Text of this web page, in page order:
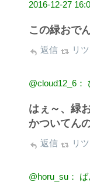
2016-12-27
この緑おで
返信 リ
@cloud12_6：
はぇ～、緑
かついてん
返信 リ
@horu_su： ば